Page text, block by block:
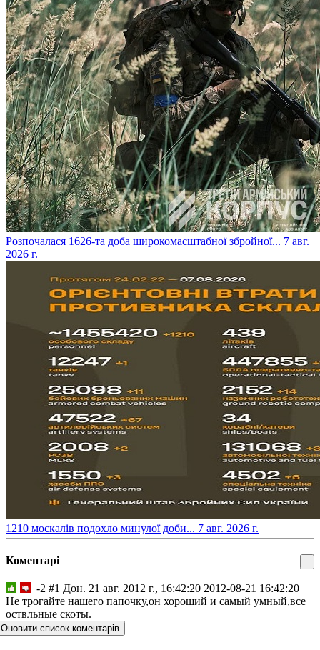
​Розпочалася 1626-та доба широкомасштабної збройної... 7 авг.
2026 г.
​1210 москалів подохло минулої доби... 7 авг. 2026 г.
Коментарі
-2 #1 Дон. 21 авг. 2012 г., 16:42:20 2012-08-21 16:42:20
Не трогайте нашего папочку,он хороший и самый умный,все
оствльные скоты.
Оновити список коментарів